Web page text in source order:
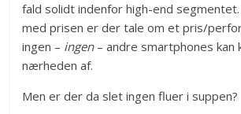
fald solidt indenfor high-end
med prisen er der tale om et pris/
ingen – ingen– andre smartphones kan
nærheden af.
Men er der da slet ingen fluer i suppen?